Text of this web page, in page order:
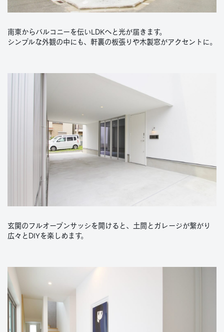
南東からバルコニーを伝いLDKへと光が届きます。
シンプルな外観の中にも、軒裏の板張りや木製窓がアクセントに。
玄関のフルオープンサッシを開けると、土間とガレージが繋がり
広々とDIYを楽しめます。